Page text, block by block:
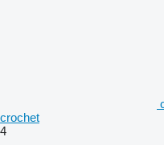
crochet
4